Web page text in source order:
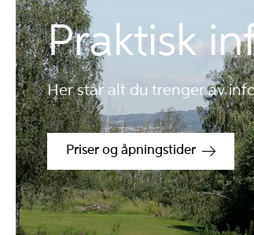
Praktisk
Her står alt du trenger av
Priser og åpningstider